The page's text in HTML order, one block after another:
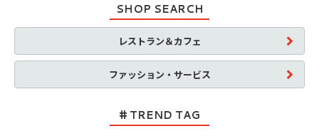
SHOP SEARCH
レストラン＆カフェ
ファッション・サービス
TREND TAG